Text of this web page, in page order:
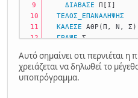
ΔΙΑΒΑΣΕ Π[Ι]
ΤΕΛΟΣ_ΕΠΑΝΑΛΗΨΗΣ
ΚΑΛΕΣΕ ΑΘΡ(Π, Ν, Σ)
ΓΡΑΨΕ Σ
ΔΙΑΔΙΚΑΣΙΑ ΑΘΡ(Α, Ν,
ΜΕΤΑΒΛΗΤΕΣ
Αυτό σημαίνει οτι περνιέται
χρειάζεται να δηλωθεί το
υποπρόγραμμα.